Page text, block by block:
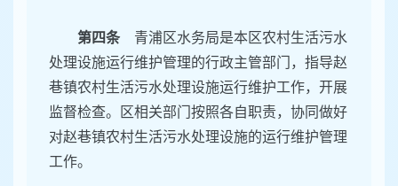
第四条 青浦区水务局是本区农村生活污水
处理设施运行维护管理的行政主管部门，指导赵
巷镇农村生活污水处理设施运行维护工作，开展
监督检查。区相关部门按照各自职责，协同做好
对赵巷镇农村生活污水处理设施的运行维护管理
工作。